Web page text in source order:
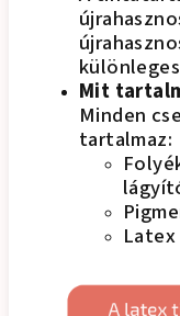
Mit
Minden
tartalmaz: